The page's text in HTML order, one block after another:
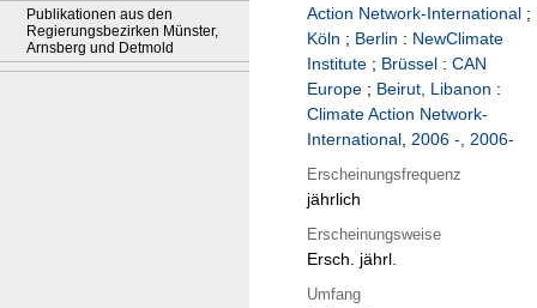
Publikationen aus den
Regierungsbezirken Münster,
Arnsberg und Detmold
Action Network-International ;
Köln ; Berlin : NewClimate
Institute ; Brüssel : CAN
Europe ; Beirut, Libanon :
Climate Action Network-
International, 2006 -, 2006-
Erscheinungsfrequenz
jährlich
Erscheinungsweise
Ersch. jährl.
Umfang